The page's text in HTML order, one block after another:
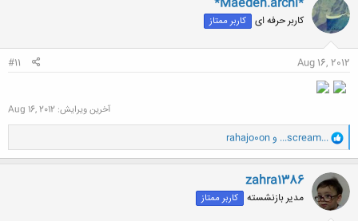
ش
ه
ا
کاربر حرفه ای کاربر ممتاز
Aug 16, 2012
#11
آخرین ویرایش: Aug 16, 2012
و
ا
ک
ن
ش
ه
ا
...scream... وrahajo0on
zahra1386
مدیر بازنشسته کاربر ممتاز